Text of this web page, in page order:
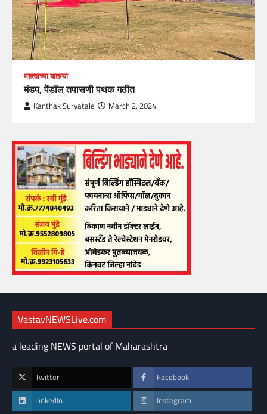
महत्वाच्या बातम्या
मंडप, पेंडॉल तपासणी पथक गठीत
Kanthak Suryatale March 2, 2024
VastavNEWSLive.com
a leading NEWS portal of Maharashtra
Twitter Facebook
LinkedIn Instagram